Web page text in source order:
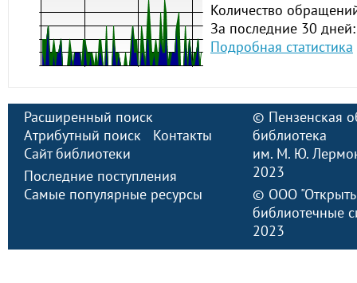
Количество
За последние 30
Подробная статистика
Расширенный поиск
Атрибутный поиск
Контакты
Сайт библиотеки
Последние поступления
Самые популярные ресурсы
© Пензенская
библиотека
им. М. Ю.
2023
© ООО
библиотечные
2023